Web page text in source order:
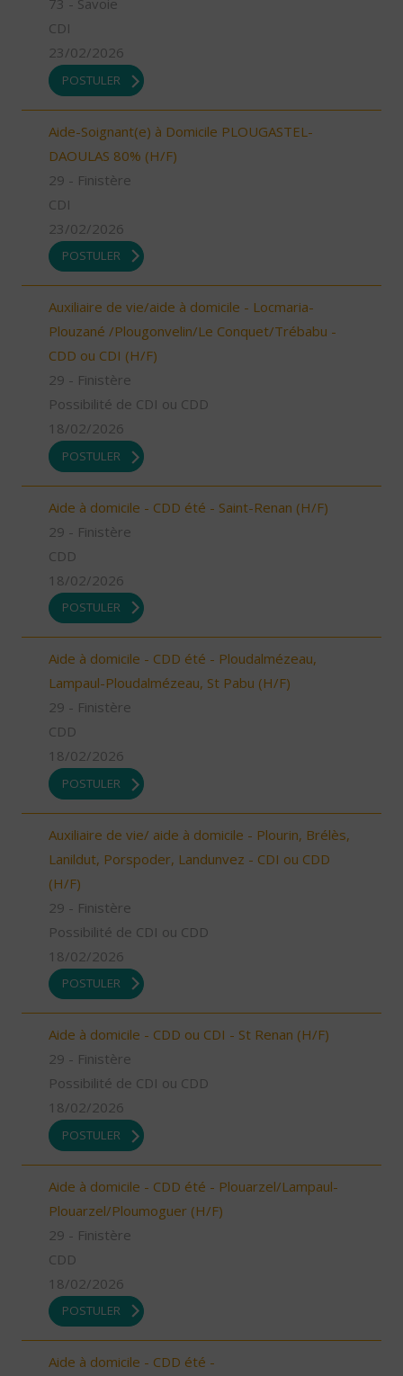
73 - Savoie
CDI
23/02/2026
POSTULER
Aide-Soignant(e) à Domicile PLOUGASTEL-
DAOULAS 80% (H/F)
29 - Finistère
CDI
23/02/2026
POSTULER
Auxiliaire de vie/aide à domicile - Locmaria-
Plouzané /Plougonvelin/Le Conquet/Trébabu -
CDD ou CDI (H/F)
29 - Finistère
Possibilité de CDI ou CDD
18/02/2026
POSTULER
Aide à domicile - CDD été - Saint-Renan (H/F)
29 - Finistère
CDD
18/02/2026
POSTULER
Aide à domicile - CDD été - Ploudalmézeau,
Lampaul-Ploudalmézeau, St Pabu (H/F)
29 - Finistère
CDD
18/02/2026
POSTULER
Auxiliaire de vie/ aide à domicile - Plourin, Brélès,
Lanildut, Porspoder, Landunvez - CDI ou CDD
(H/F)
29 - Finistère
Possibilité de CDI ou CDD
18/02/2026
POSTULER
Aide à domicile - CDD ou CDI - St Renan (H/F)
29 - Finistère
Possibilité de CDI ou CDD
18/02/2026
POSTULER
Aide à domicile - CDD été - Plouarzel/Lampaul-
Plouarzel/Ploumoguer (H/F)
29 - Finistère
CDD
18/02/2026
POSTULER
Aide à domicile - CDD été -